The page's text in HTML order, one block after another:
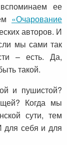
ее
«Очарование
авторов. И
мы сами так
– есть. Да,
такой.
и пушистой?
Когда мы
сути, тем
для себя и для